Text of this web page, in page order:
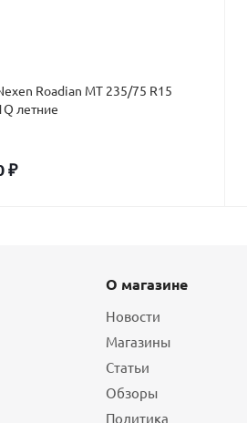
Roadian MT 235/75 R15
летние
₽
О магазине
Новости
Магазины
Статьи
Обзоры
Политика